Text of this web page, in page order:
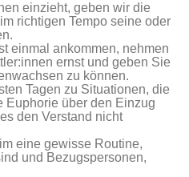
einzieht, geben wir die
richtigen Tempo seine oder
einmal ankommen, nehmen
ernst und geben Sie
zu können.
Tagen zu Situationen, die
Euphorie über den Einzug
den Verstand nicht
eine gewisse Routine,
und Bezugspersonen,